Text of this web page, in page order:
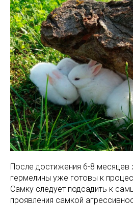
После достижения 6-8 месяцев
гермелины уже готовы к
Самку следует подсадить к
проявления самкой